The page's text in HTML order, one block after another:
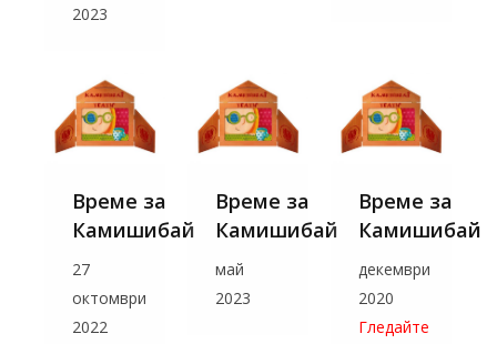
2023
Време за
Камишибай
27
октомври
2022
Време за
Камишибай
май
2023
Време за
Камишибай
декември
2020
Гледайте